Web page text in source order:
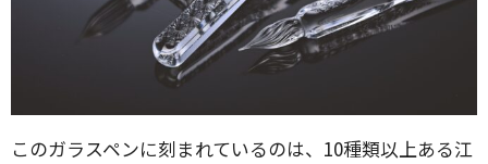
このガラスペンに刻まれているのは、10種類以上ある江